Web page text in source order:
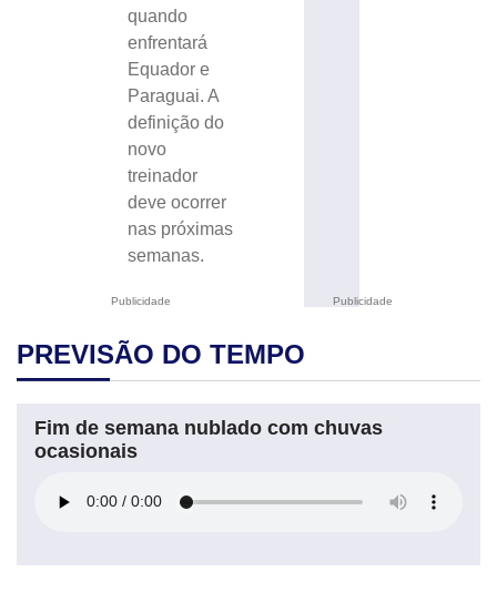
Publicidade
quando
enfrentará
Equador e
Paraguai. A
definição do
novo
treinador
deve ocorrer
nas próximas
semanas.
Publicidade
PREVISÃO DO TEMPO
Fim de semana nublado com chuvas
ocasionais